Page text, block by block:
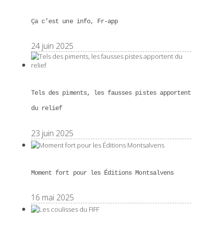
Ça c’est une info, Fr-app
24 juin 2025
Tels des piments, les fausses pistes apportent
du relief
23 juin 2025
Moment fort pour les Éditions Montsalvens
16 mai 2025